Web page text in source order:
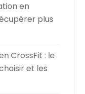
en
plus
CrossFit : le
et les